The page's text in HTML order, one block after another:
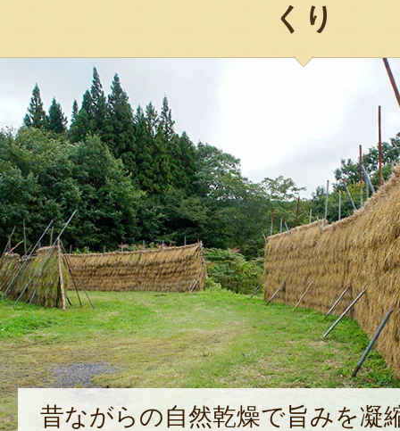
くり
昔ながらの自然乾燥で旨みを凝